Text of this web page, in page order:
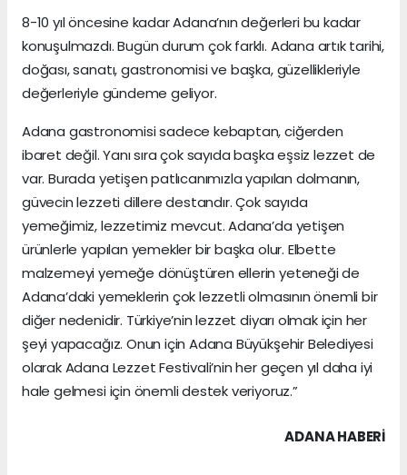
8-10 yıl öncesine kadar Adana’nın değerleri bu kadar
konuşulmazdı. Bugün durum çok farklı. Adana artık tarihi,
doğası, sanatı, gastronomisi ve başka, güzellikleriyle
değerleriyle gündeme geliyor.
Adana gastronomisi sadece kebaptan, ciğerden
ibaret değil. Yanı sıra çok sayıda başka eşsiz lezzet de
var. Burada yetişen patlıcanımızla yapılan dolmanın,
güvecin lezzeti dillere destandır. Çok sayıda
yemeğimiz, lezzetimiz mevcut. Adana’da yetişen
ürünlerle yapılan yemekler bir başka olur. Elbette
malzemeyi yemeğe dönüştüren ellerin yeteneği de
Adana’daki yemeklerin çok lezzetli olmasının önemli bir
diğer nedenidir. Türkiye’nin lezzet diyarı olmak için her
şeyi yapacağız. Onun için Adana Büyükşehir Belediyesi
olarak Adana Lezzet Festivali’nin her geçen yıl daha iyi
hale gelmesi için önemli destek veriyoruz.”
ADANA HABERİ